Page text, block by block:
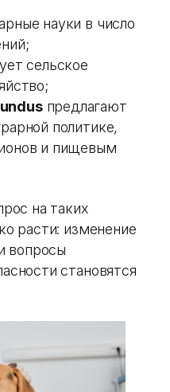
науки в число
сельское
предлагают
политике,
и пищевым
на таких
расти: изменение
вопросы
становятся